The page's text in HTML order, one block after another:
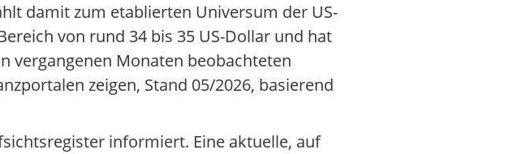
damit zum etablierten Universum der US-
von rund 34 bis 35 US-Dollar und hat
vergangenen Monaten beobachteten
zeigen, Stand 05/2026, basierend
informiert. Eine aktuelle, auf